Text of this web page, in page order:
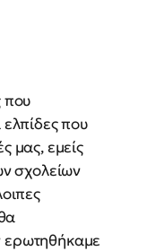
που
που
μας, εμείς
σχολείων